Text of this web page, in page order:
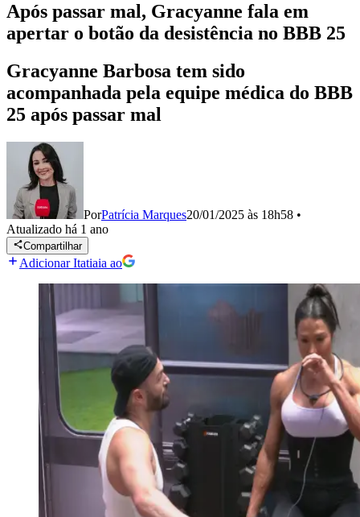
Após passar mal, Gracyanne fala em
apertar o botão da desistência no BBB 25
Gracyanne Barbosa tem sido
acompanhada pela equipe médica do BBB
25 após passar mal
PorPatrícia Marques20/01/2025 às 18h58 •
Atualizado há 1 ano
Compartilhar
Adicionar Itatiaia ao